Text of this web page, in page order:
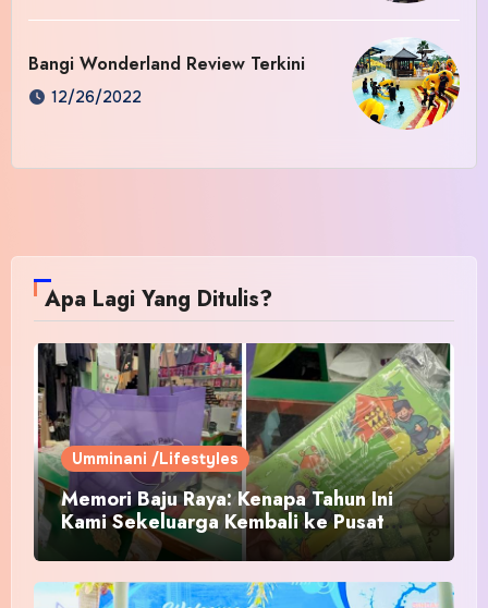
Bangi Wonderland Review Terkini
12/26/2022
Apa Lagi Yang Ditulis?
Umminani /Lifestyles
Memori Baju Raya: Kenapa Tahun Ini
Kami Sekeluarga Kembali ke Pusat
Pakaian Hari-Hari?